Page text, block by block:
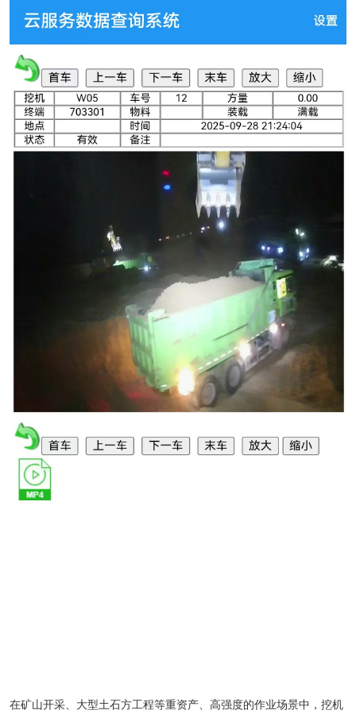
在矿山开采、大型土石方工程等重资产、高强度的作业场景中，挖机